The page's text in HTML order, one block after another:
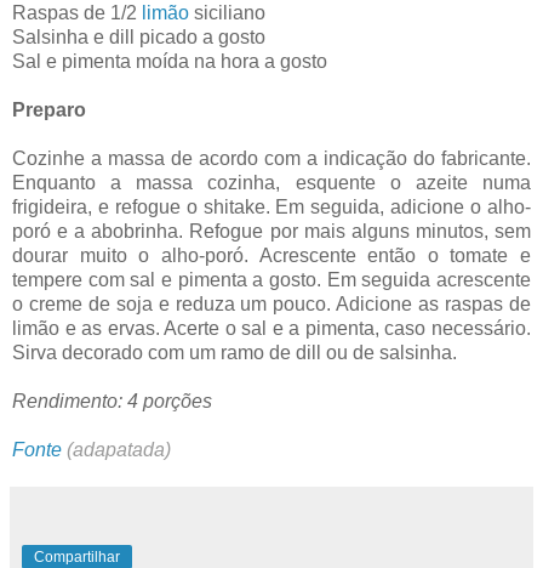
Raspas de 1/2 limão siciliano
Salsinha e dill picado a gosto
Sal e pimenta moída na hora a gosto
Preparo
Cozinhe a massa de acordo com a indicação do fabricante.
Enquanto a massa cozinha, esquente o azeite numa
frigideira, e refogue o shitake. Em seguida, adicione o alho-
poró e a abobrinha. Refogue por mais alguns minutos, sem
dourar muito o alho-poró. Acrescente então o tomate e
tempere com sal e pimenta a gosto. Em seguida acrescente
o creme de soja e reduza um pouco. Adicione as raspas de
limão e as ervas. Acerte o sal e a pimenta, caso necessário.
Sirva decorado com um ramo de dill ou de salsinha.
Rendimento: 4 porções
Fonte (adapatada)
Compartilhar